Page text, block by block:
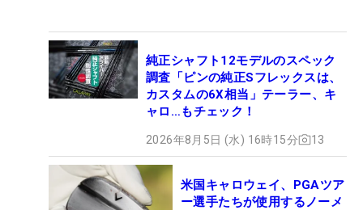
純正シャフト12モデルのスペック
調査「ピンの純正Sフレックスは、
カスタムの6X相当」テーラー、キ
ャロ…もチェック！
2026年8月5日 (水) 16時15分 13
米国キャロウェイ、PGAツア
ー選手たちが使用するノーメ